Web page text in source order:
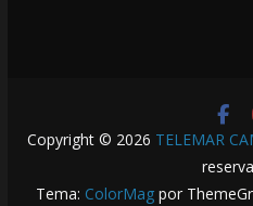
Copyright © 2026 TELEMAR
Tema: ColorMag por